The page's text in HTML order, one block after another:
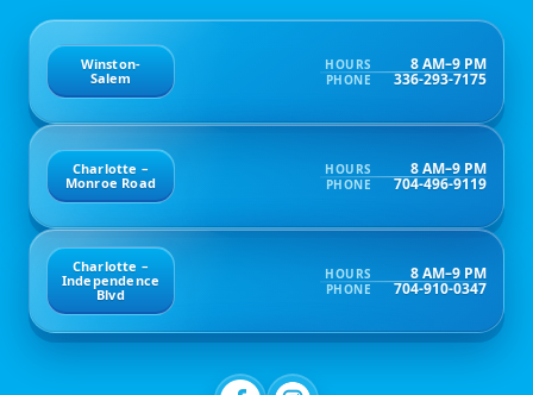
Winston-
Salem
HOURS 8 AM–9 PM
PHONE 336-293-7175
Charlotte –
Monroe Road
HOURS 8 AM–9 PM
PHONE 704-496-9119
Charlotte –
Independence
Blvd
HOURS 8 AM–9 PM
PHONE 704-910-0347